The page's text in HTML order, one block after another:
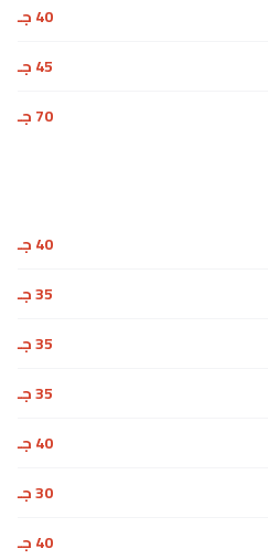
40 جـ
45 جـ
70 جـ
40 جـ
35 جـ
35 جـ
35 جـ
40 جـ
30 جـ
40 جـ